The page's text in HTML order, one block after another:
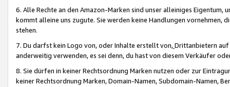
6. Alle Rechte an den Amazon-Marken sind unser alleiniges
kommt alleine uns zugute. Sie werden keine Handlungen vornehmen,
stehen.
7. Du darfst kein Logo von, oder Inhalte erstellt von,Drittanbietern auf
anderweitig verwenden, es sei denn, du hast von diesem Verkäufer
8. Sie dürfen in keiner Rechtsordnung Marken nutzen oder zur
keiner Rechtsordnung Marken, Domain-Namen, Subdomain-Namen,